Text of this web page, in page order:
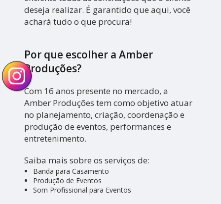
deseja realizar. É garantido que aqui, você
achará tudo o que procura!
Por que escolher a Amber
Produções?
Com 16 anos presente no mercado, a
Amber Produções tem como objetivo atuar
no planejamento, criação, coordenação e
produção de eventos, performances e
entretenimento.
Saiba mais sobre os serviços de:
Banda para Casamento
Produção de Eventos
Som Profissional para Eventos